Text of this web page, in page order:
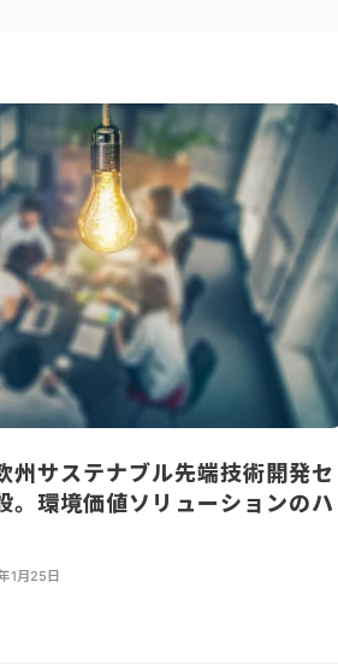
州サステナブル先端技術開発セ
。環境価値ソリューションのハ
1月25日